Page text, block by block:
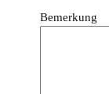
Bemerkung